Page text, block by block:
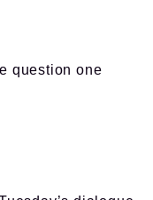
question one